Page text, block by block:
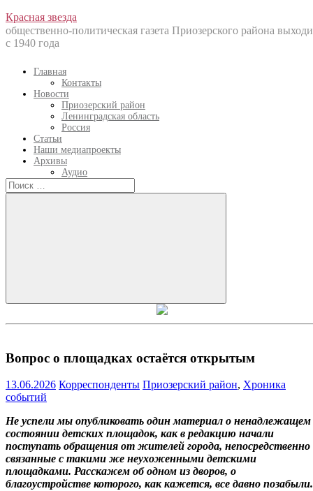
Перейти
к
содержанию
Красная звезда
общественно-политическая газета Приозерского района
с 1940 года
Главная
Контакты
Новости
Приозерский район
Ленинградская область
Россия
Статьи
Наши медиапроекты
Архивы
Аудио
Искать:
Искать
Вопрос о площадках остаётся открытым
13.06.2026 Корреспонденты Приозерский район, Хроника
событий
Не успели мы опубликовать один материал о ненадлежащем
состоянии детских площадок, как в редакцию начали
поступать обращения от жителей города, непосредственно
связанные с такими же неухоженными детскими
площадками. Расскажем об одном из дворов, о
благоустройстве которого, как кажется, все давно позабыли.